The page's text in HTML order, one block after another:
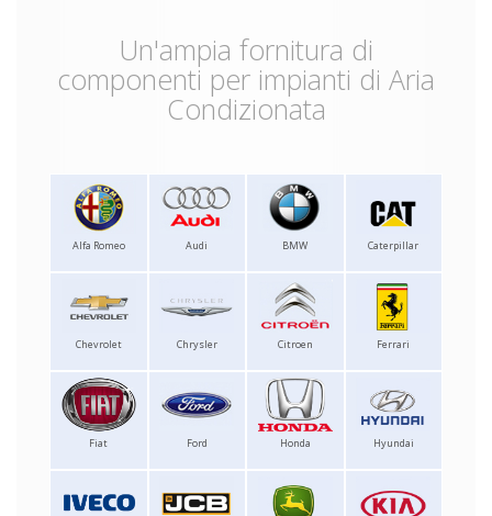
Un'ampia fornitura di
componenti per impianti di Aria
Condizionata
Alfa Romeo Audi BMW Caterpillar
Chevrolet Chrysler Citroen Ferrari
Fiat Ford Honda Hyundai